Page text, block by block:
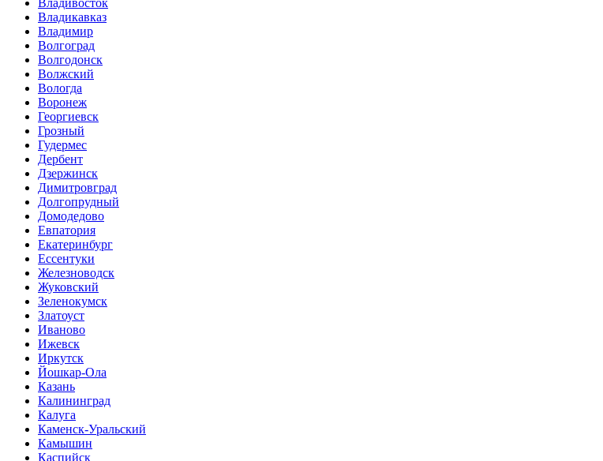
Владикавказ
Владимир
Волгоград
Волгодонск
Волжский
Вологда
Воронеж
Георгиевск
Грозный
Гудермес
Дербент
Дзержинск
Димитровград
Долгопрудный
Домодедово
Евпатория
Екатеринбург
Ессентуки
Железноводск
Жуковский
Зеленокумск
Златоуст
Иваново
Ижевск
Иркутск
Йошкар-Ола
Казань
Калининград
Калуга
Каменск-Уральский
Камышин
Каспийск